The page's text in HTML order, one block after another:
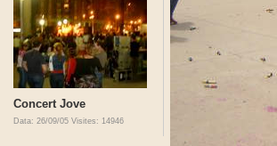
Concert Jove
Data: 26/09/05 Visites: 14946